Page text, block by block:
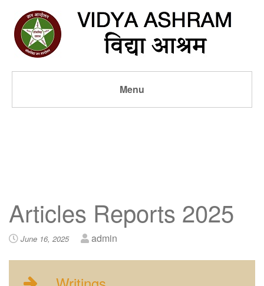
Menu
Articles Reports 2025
June 16, 2025 admin